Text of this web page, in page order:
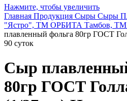
Нажмите, чтобы увеличить
Главная Продукция Сыры Сыры
"Ястро", ТМ ОРБИТА Тамбов,
плавленный фольга 80гр ГОСТ
90 суток
Сыр
80гр ГОСТ